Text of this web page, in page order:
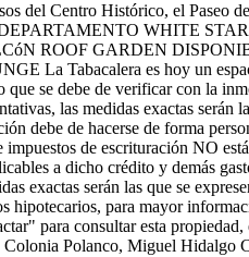
del Centro Histórico, el
DEPARTAMENTO WHITE
ROOF GARDEN
Tabacalera es hoy un
se debe de verificar con la
las medidas exactas
debe de hacerse de forma
de escrituración NO
a dicho crédito y demás
exactas serán las que se
hipotecarios, para mayor
para consultar esta
Polanco, Miguel